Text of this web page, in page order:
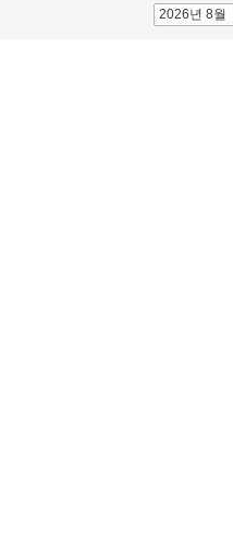
2026년 8월